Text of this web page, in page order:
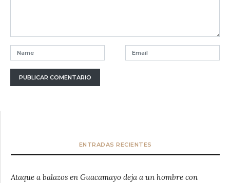
ENTRADAS RECIENTES
Ataque a balazos en Guacamayo deja a un hombre con